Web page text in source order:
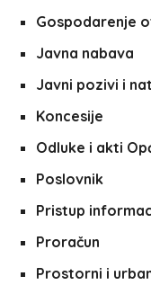
Gospodarenje
Javna nabava
Javni pozivi i
Koncesije
Odluke i akti
Poslovnik
Pristup
Proračun
Prostorni i